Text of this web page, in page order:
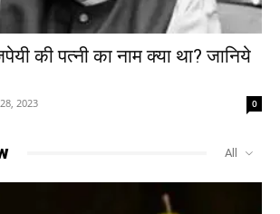
की पत्नी का नाम क्या था? जानिये
2023 0
All